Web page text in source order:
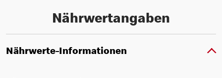
Nährwertangaben
Nährwerte-Informationen